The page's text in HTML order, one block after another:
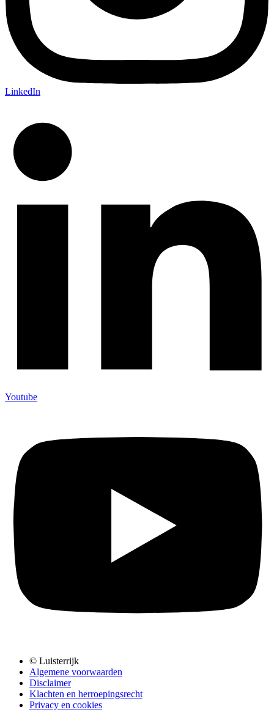
LinkedIn
Youtube
© Luisterrijk
Algemene voorwaarden
Disclaimer
Klachten en herroepingsrecht
Privacy en cookies